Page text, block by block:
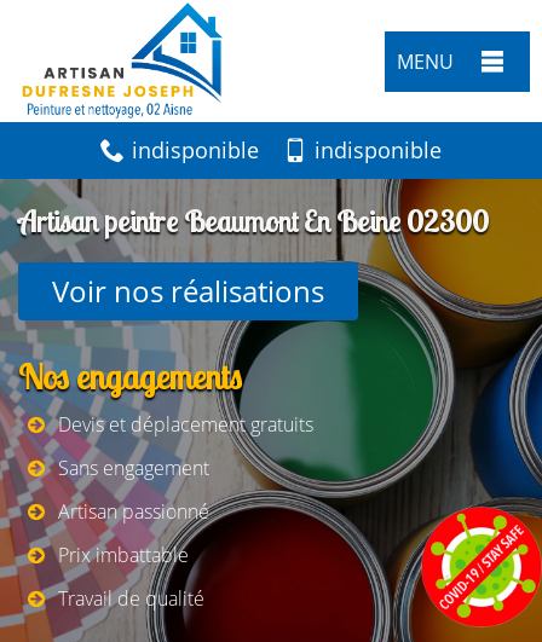
MENU
indisponible indisponible
Artisan peintre Beaumont En Beine 02300
Voir nos réalisations
Nos engagements
Devis et déplacement gratuits
Sans engagement
Artisan passionné
Prix imbattable
Travail de qualité